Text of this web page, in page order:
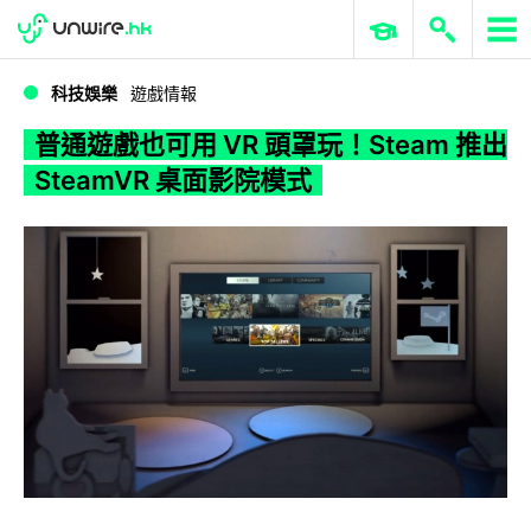
WWDC 2026 ERP 與商業 AI
科技娛樂 遊戲情報
普通遊戲也可用 VR 頭罩玩！Steam 推出
SteamVR 桌面影院模式